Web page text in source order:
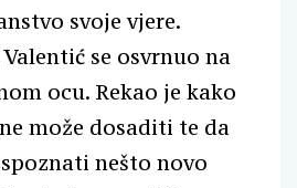
svoje vjere.
se osvrnuo na
ocu. Rekao je kako
može dosaditi te da
nešto novo